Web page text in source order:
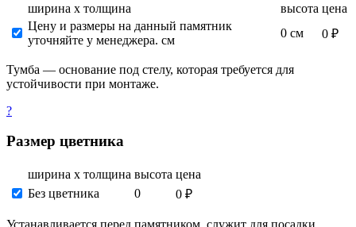
ширина х толщина высота цена
Цену и размеры на данный памятник
уточняйте у менеджера. см
0 см 0 ₽
Тумба — основание под стелу, которая требуется для
устойчивости при монтаже.
?
Размер цветника
ширина х толщина высота цена
Без цветника
0 0 ₽
Устанавливается перед памятником, служит для посадки